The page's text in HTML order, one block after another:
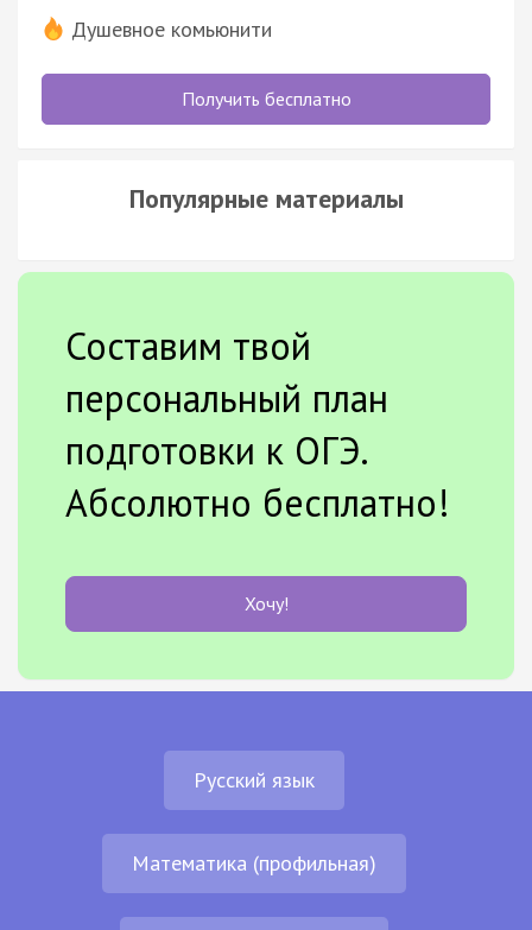
Душевное комьюнити
Получить бесплатно
Популярные материалы
Составим твой
персональный план
подготовки к ОГЭ.
Абсолютно бесплатно!
Хочу!
Русский язык
Математика (профильная)